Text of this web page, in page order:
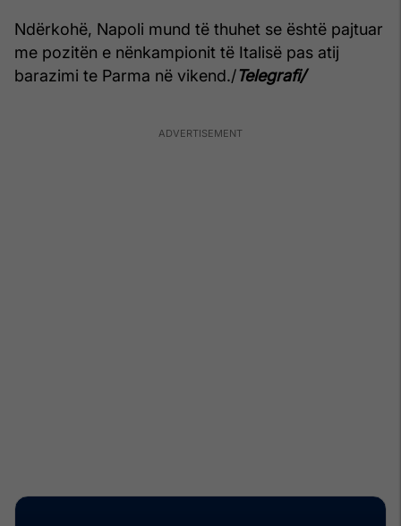
Ndërkohë, Napoli mund të thuhet se është pajtuar
me pozitën e nënkampionit të Italisë pas atij
barazimi te Parma në vikend./Telegrafi/